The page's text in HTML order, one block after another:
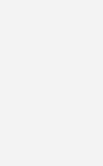
kann mit anderen
und via App